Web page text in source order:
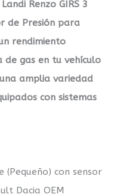
Renzo GIRS 3
de Presión para
rendimiento
de gas en tu vehículo
amplia variedad
con sistemas
(Pequeño) con sensor
Dacia OEM